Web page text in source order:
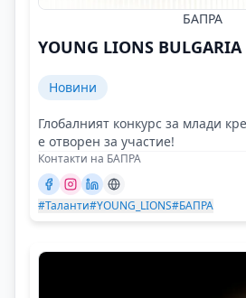
БАПРА
YOUNG LIONS BULGARIA
Новини
Глобалният конкурс за млади
е отворен за участие!
Контакти на БАПРА
#Таланти#YOUNG_LIONS#БАПРА